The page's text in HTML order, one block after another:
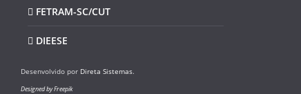
FETRAM-SC/CUT
DIEESE
Desenvolvido por Direta Sistemas.
Designed by Freepik